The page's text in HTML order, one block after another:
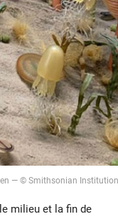
— © Smithsonian Institution
milieu et la fin de